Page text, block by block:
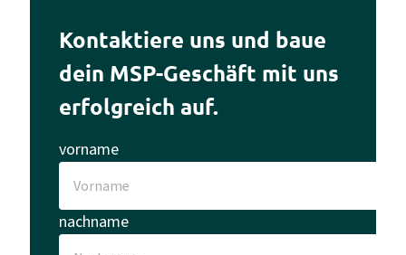
Kontaktiere uns und baue
dein MSP-Geschäft mit uns
erfolgreich auf.
vorname
nachname